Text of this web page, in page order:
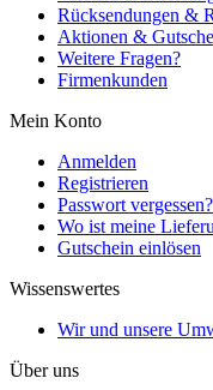
Rücksendungen &
Aktionen &
Weitere Fragen?
Firmenkunden
Mein Konto
Anmelden
Registrieren
Passwort vergessen?
Wo ist meine
Gutschein einlösen
Wissenswertes
Wir und unsere
Über uns